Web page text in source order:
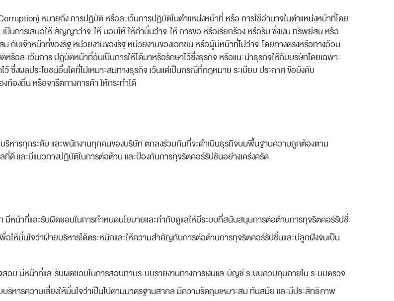
หมายถึง การปฏิบัติ หรือละเว้นการปฏิบัติในตำแหน่งหน้าที่ หรือ การใช้อำนาจในตำแหน่งหน้าที่โดย
ป็นการเสนอให้ สัญญาว่าจะให้ มอบให้ ให้คำมั่นว่าจะให้ การขอ หรือเรียกร้อง หรือรับ ซึ่งเงิน ทรัพย์สิน หรือ
สม กับเจ้าหน้าที่ของรัฐ หน่วยงานของรัฐ หน่วยงานของเอกชน หรือผู้มีหน้าที่ไม่ว่าจะโดยทางตรงหรือทางอ้อม
รือละเว้นการ ปฏิบัติหน้าที่อันเป็นการให้ได้มาหรือรักษาไว้ซึ่งธุรกิจ หรือแนะนำธุรกิจให้กับบริษัทโดยเฉพาะ
ว้ ซึ่งผลประโยชน์อื่นใดที่ไม่เหมาะสมทางธุรกิจ เว้นแต่เป็นกรณีที่กฎหมาย ระเบียบ ประกาศ ข้อบังคับ
ท้องถิ่น หรือจารีตทางการค้า ให้กระทำได้
หารทุกระดับ และพนักงานทุกคนของบริษัท ตกลงร่วมกันที่จะดำเนินธุรกิจบนพื้นฐานความถูกต้องตาม
ดี และมีแนวทางปฏิบัติในการต่อต้าน และป้องกันการทุจริตคอร์รัปชันอย่างเคร่งครัด
มีหน้าที่และรับผิดชอบในการกำหนดนโยบายและกำกับดูแลให้มีระบบที่สนับสนุนการต่อต้านการทุจริตคอร์รัปชั่
อให้มั่นใจว่าฝ่ายบริหารได้ตระหนักและให้ความสำคัญกับการต่อต้านการทุจริตคอร์รัปชั่นและปลูกฝังจนเป็น
อบ มีหน้าที่และรับผิดชอบในการสอบทานระบบรายงานทางการเงินและบัญชี ระบบควบคุมภายใน ระบบตรวจ
บริหารความเสี่ยงให้มั่นใจว่าเป็นไปตามมาตรฐานสากล มีความรัดกุมเหมาะสม ทันสมัย และมีประสิทธิภาพ